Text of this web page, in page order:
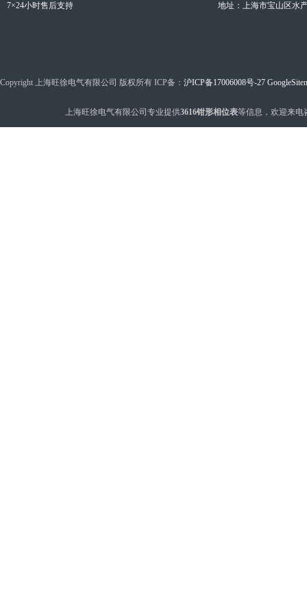
7×24小时售后支持 地址：上海市宝山区水
Copyright 上海旺徐电气有限公司 版权所有 ICP备： 沪ICP备17006008号-27
上海旺徐电气有限公司专业提供3616钳形相位表等信息，欢迎来电